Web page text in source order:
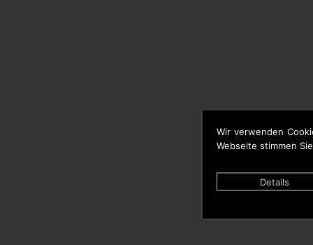
Wir verwenden
Webseite stimmen
Details